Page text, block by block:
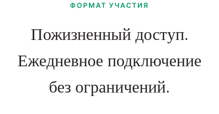
ФОРМАТ УЧАСТИЯ
Пожизненный доступ.
Ежедневное подключение
без ограничений.